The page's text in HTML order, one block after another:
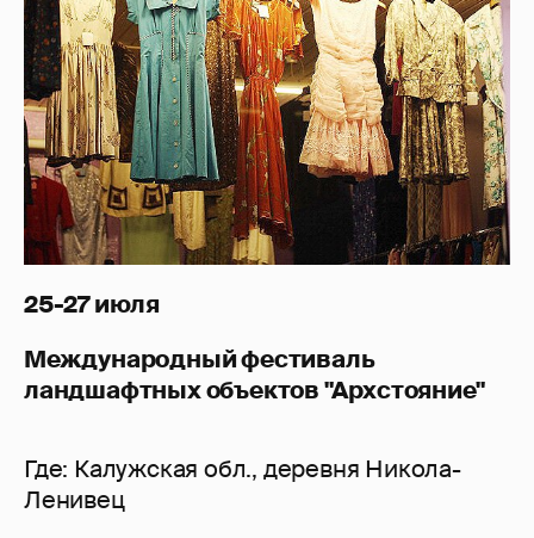
25-27 июля
Международный фестиваль
ландшафтных объектов "Архстояние"
Где: Калужская обл., деревня Никола-
Ленивец